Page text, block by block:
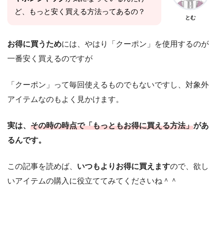
ど、もっと安く買える方法ってあるの？
とむ
お得に買うためには、やはり「クーポン」を使用するのが
一番安く買えるのですが
「クーポン」って毎回使えるものでもないですし、対象外
アイテムなのもよく見かけます。
実は、 その時の時点で「もっともお得に買える方法」があ
るんです。
この記事を読めば、 いつもよりお得に買えますので、欲し
いアイテムの購入に役立ててみてくださいね＾＾